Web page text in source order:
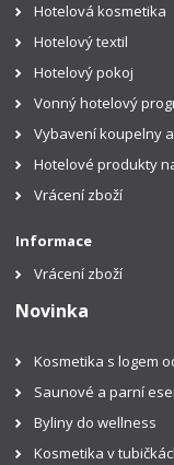
Hotelová kosmetika
Hotelový textil
Hotelový pokoj
Vonný hotelový
Vybavení koupelny
Hotelové produkty
Vrácení zboží
Informace
Vrácení zboží
Novinka
Kosmetika s logem
Saunové a parní
Byliny do wellness
Kosmetika v